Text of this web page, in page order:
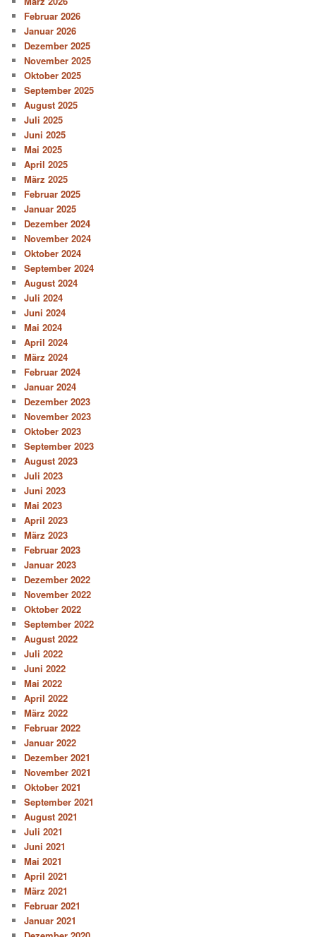
Februar 2026
Januar 2026
Dezember 2025
November 2025
Oktober 2025
September 2025
August 2025
Juli 2025
Juni 2025
Mai 2025
April 2025
März 2025
Februar 2025
Januar 2025
Dezember 2024
November 2024
Oktober 2024
September 2024
August 2024
Juli 2024
Juni 2024
Mai 2024
April 2024
März 2024
Februar 2024
Januar 2024
Dezember 2023
November 2023
Oktober 2023
September 2023
August 2023
Juli 2023
Juni 2023
Mai 2023
April 2023
März 2023
Februar 2023
Januar 2023
Dezember 2022
November 2022
Oktober 2022
September 2022
August 2022
Juli 2022
Juni 2022
Mai 2022
April 2022
März 2022
Februar 2022
Januar 2022
Dezember 2021
November 2021
Oktober 2021
September 2021
August 2021
Juli 2021
Juni 2021
Mai 2021
April 2021
März 2021
Februar 2021
Januar 2021